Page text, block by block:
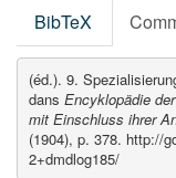
BibTeX
(éd.). 9.
dans Encyklopädie
mit Einschluss ihrer
(1904), p. 378. http://
2+dmdlog185/